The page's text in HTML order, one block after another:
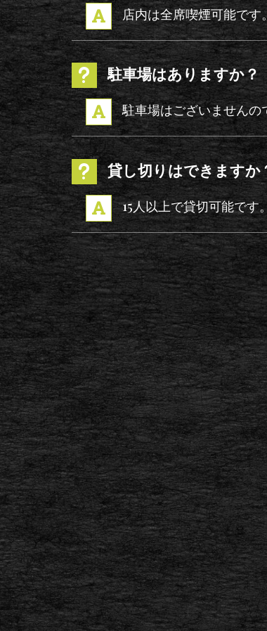
 店内は全席喫煙可能です
u 駐車場はありますか？
 駐車場はございません
u 貸し切りはできますか
 15人以上で貸切可能です